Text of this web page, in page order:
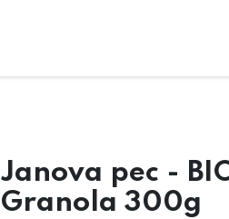
Janova pec -
Granola 300g